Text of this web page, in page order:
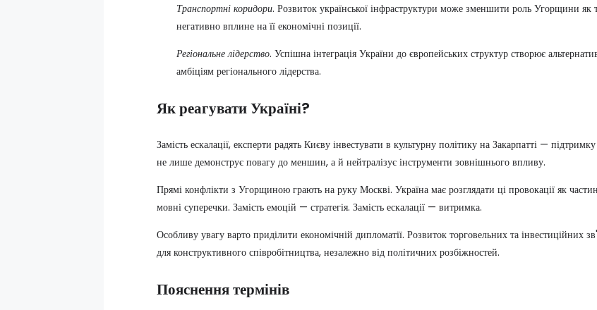
Транспортні коридори. Розвиток української інфраструктури може зменшити роль Угорщини
негативно вплине на її економічні позиції.
Регіональне лідерство. Успішна інтеграція України до європейських структур створює
амбіціям регіонального лідерства.
Як реагувати Україні?
Замість ескалації, експерти радять Києву інвестувати в культурну політику на Закарпатті —
не лише демонструє повагу до меншин, а й нейтралізує інструменти зовнішнього впливу.
Прямі конфлікти з Угорщиною грають на руку Москві. Україна має розглядати ці провокації як
мовні суперечки. Замість емоцій — стратегія. Замість ескалації — витримка.
Особливу увагу варто приділити економічній дипломатії. Розвиток торговельних та інвестиційних
для конструктивного співробітництва, незалежно від політичних розбіжностей.
Пояснення термінів